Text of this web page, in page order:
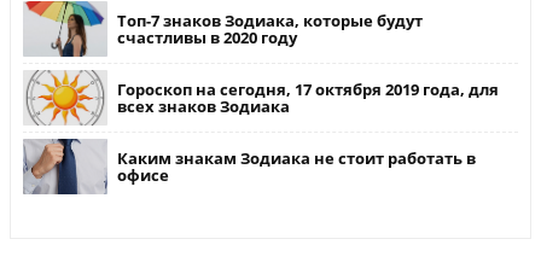
Топ-7 знаков Зодиака, которые будут
счастливы в 2020 году
Гороскоп на сегодня, 17 октября 2019 года, для
всех знаков Зодиака
Каким знакам Зодиака не стоит работать в
офисе